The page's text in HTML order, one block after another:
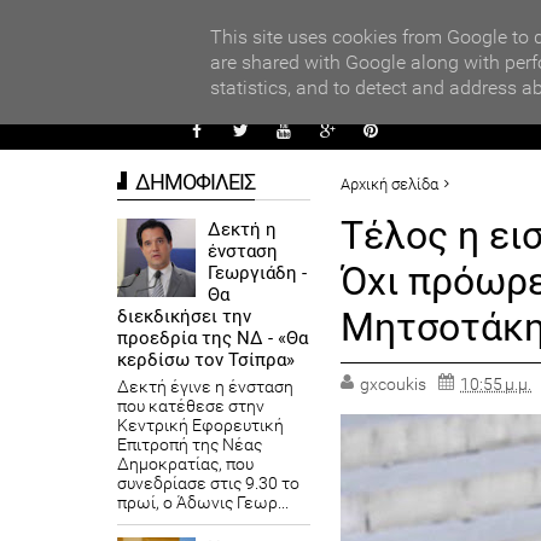
Αρχική σελίδα
ΠΟΛΙΤΙΚΗ
Τέλος η εισφορά
Τέλος η
Όχι
gxcoukis 10:55 μ.μ.
ΔΗΜΟΦΙΛΕΙΣ
Δεκτή η
ένσταση
Γεωργιάδη -
Θα
διεκδικήσει την
προεδρία της ΝΔ - «Θα
κερδίσω τον Τσίπρα»
Δεκτή έγινε η ένσταση
που κατέθεσε στην
Κεντρική Εφορευτική
Επιτροπή της Νέας
Δημοκρατίας, που
συνεδρίασε στις 9.30 το
πρωί, ο Άδωνις Γεωρ...
This site uses cookies from Google to
are shared with Google along with
statistics, and to detect and address